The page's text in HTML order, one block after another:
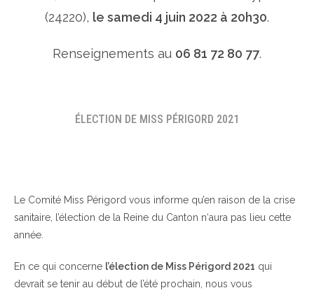
(24220), le samedi 4 juin 2022 à 20h30.
Renseignements au 06 81 72 80 77.
ÉLECTION DE MISS PÉRIGORD 2021
Le Comité Miss Périgord vous informe qu’en raison de la crise
sanitaire, l’élection de la Reine du Canton n‘aura pas lieu cette
année.
En ce qui concerne l’élection de Miss Périgord 2021 qui
devrait se tenir au début de l’été prochain, nous vous